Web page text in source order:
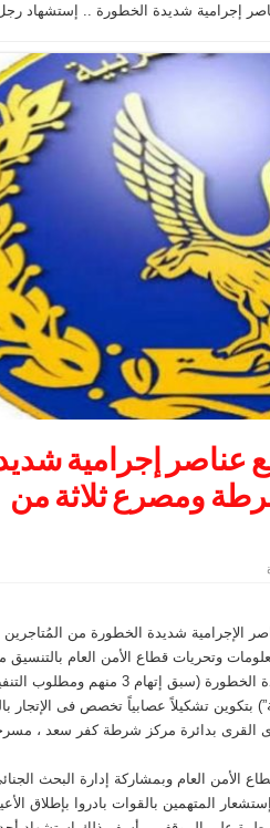
إجرامية شديدة الخطورة .. إستشهاد
عناصر إجرامية
ومصرع ثلاثة من
الإجرامية شديدة الخطورة من المُتاجرين
وتحريات قطاع الأمن العام بالتنسيق
الجنائى بمديرية أمن دمياط قيام 4 عناصر إجرامية شديدة
تشكيلاً عصابياً تخصص فى الإتجار
القرى بدائرة مركز شرطة كفر سعد ،
الأمن العام وبمشاركة إدارة البحث
المتهمين بالقوات بادروا بإطلاق